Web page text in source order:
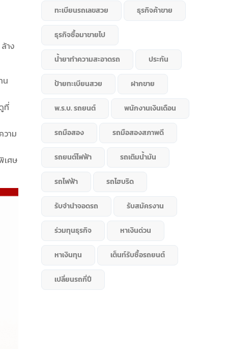
าง
น
ที่
วาม
เศษ
ทะเบียนรถเลขสวย ธุรกิจค้าขาย
ธุรกิจซื้อมาขายไป
น้ำยาทำความสะอาดรถ ประกัน
ป้ายทะเบียนสวย ฝากขาย
พ.ร.บ. รถยนต์ พนักงานเงินเดือน
รถมือสอง รถมือสองสภาพดี
รถยนต์ไฟฟ้า รถเติมน้ำมัน
รถไฟฟ้า รถไฮบริด
รับจำนำจอดรถ รับสมัครงาน
ร่วมทุนธุรกิจ หาเงินด่วน
หาเงินทุน เต็นท์รับซื้อรถยนต์
เปลี่ยนรถกี่ปี